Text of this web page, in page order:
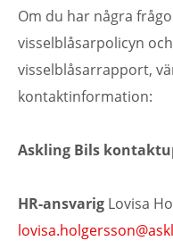
Om du har några
visselblåsarpolicyn
visselblåsarrapport,
kontaktinformation:
Askling Bils
HR-ansvarig Lovisa